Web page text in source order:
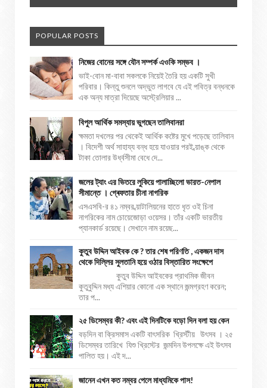
POPULAR POSTS
নিজের বোনের সঙ্গে যৌন সম্পর্ক এওকি সম্ভব ।
ভাই-বোন মা-বাবা সকলকে নিয়েই তৈরি হয় একটি সুখী
পরিবার। কিন্তু শুনলে অদ্ভুত লাগবে যে এই পবিত্র বন্ধনকে
এক অন্য মাত্রা দিয়েছে অস্ট্রেলিয়ার ...
বিপুল আর্থিক সমস্যায় ভুগছেন তালিবানরা
ক্ষমতা দখলের পর থেকেই আর্থিক কষ্টের মুখে পড়েছে তালিবান
। বিদেশী অর্থ সাহায্য বন্ধ হয়ে যাওয়ার পরই ব্য়াঙ্ক থেকে
টাকা তোলার উর্ধ্বসীমা বেধে দে...
জলের ট্যাং এর ভিতরে লুকিয়ে পালাচ্ছিলো ভারত-নেপাল
সীমান্তে । গ্ৰেফতার চীনা নাগরিক
এসএসবি-র ৪১ নম্বর ব্য়াটালিয়নের হাতে ধৃত ওই চিনা
নাগরিকের নাম চোয়েজোড়া ওয়েসর। তাঁর একটি ভারতীয়
প্যানকার্ড রয়েছে। সেখানে নাম রয়েছ...
কুতুব উদ্দিন আইবক কে ? তার শেষ পরিণতি , একজন দাস
থেকে দিল্লির সুলতানি হয়ে ওঠার বিস্তারিত সংক্ষেপে
কুতুব উদ্দিন আইবকের প্রাথমিক জীবন
কুতুবুদ্দিন মধ্য এশিয়ার কোনো এক স্থানে জন্মগ্রহণ করেন;
তার প...
২৫ ডিসেম্বর কী? এবং এই দিনটিকে বড়ো দিন বলা হয় কেন
বড়দিন বা ক্রিসমাস একটি বাৎসরিক খ্রিস্টীয় উৎসব । ২৫
ডিসেম্বর তারিখে যিশু খ্রিস্টের জন্মদিন উপলক্ষে এই উৎসব
পালিত হয়। এই দ...
জানেন এখন কত নম্বর পেলে মাধ্যমিকে পাস!